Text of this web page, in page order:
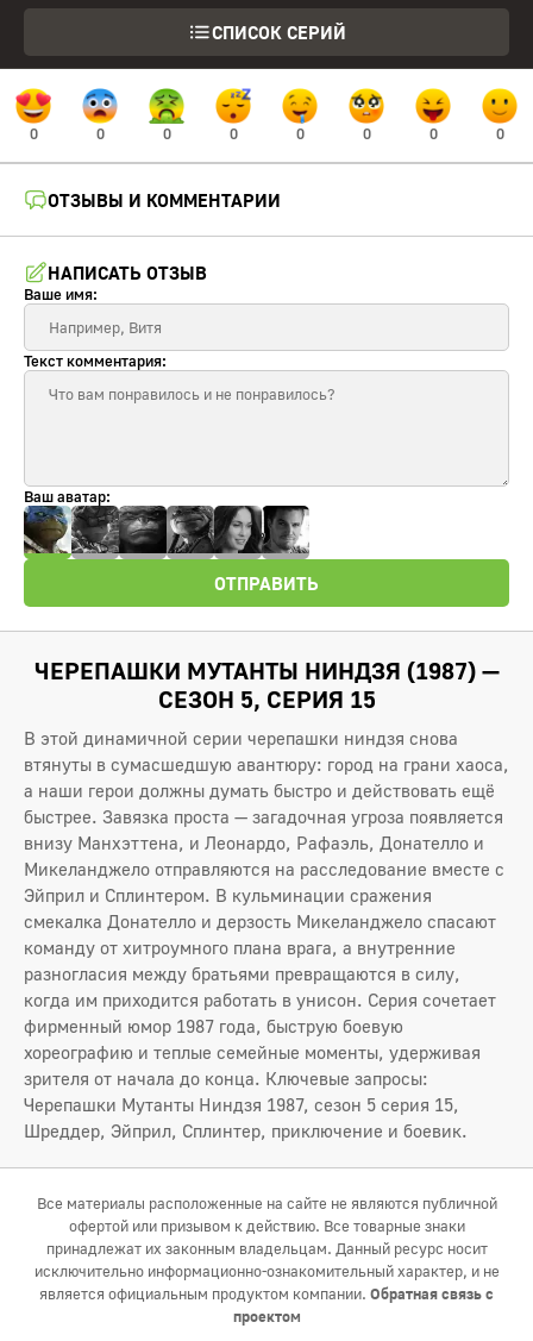
СПИСОК СЕРИЙ
0 0 0 0 0 0 0 0
ОТЗЫВЫ И КОММЕНТАРИИ
НАПИСАТЬ ОТЗЫВ
Ваше имя:
Текст комментария:
Ваш аватар:
ОТПРАВИТЬ
ЧЕРЕПАШКИ МУТАНТЫ НИНДЗЯ (1987) —
СЕЗОН 5, СЕРИЯ 15
В этой динамичной серии черепашки ниндзя снова
втянуты в сумасшедшую авантюру: город на грани хаоса,
а наши герои должны думать быстро и действовать ещё
быстрее. Завязка проста — загадочная угроза появляется
внизу Манхэттена, и Леонардо, Рафаэль, Донателло и
Микеланджело отправляются на расследование вместе с
Эйприл и Сплинтером. В кульминации сражения
смекалка Донателло и дерзость Микеланджело спасают
команду от хитроумного плана врага, а внутренние
разногласия между братьями превращаются в силу,
когда им приходится работать в унисон. Серия сочетает
фирменный юмор 1987 года, быструю боевую
хореографию и теплые семейные моменты, удерживая
зрителя от начала до конца. Ключевые запросы:
Черепашки Мутанты Ниндзя 1987, сезон 5 серия 15,
Шреддер, Эйприл, Сплинтер, приключение и боевик.
Все материалы расположенные на сайте не являются публичной
офертой или призывом к действию. Все товарные знаки
принадлежат их законным владельцам. Данный ресурс носит
исключительно информационно-ознакомительный характер, и не
является официальным продуктом компании. Обратная связь с
проектом